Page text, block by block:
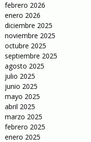
febrero 2026
enero 2026
diciembre 2025
noviembre 2025
octubre 2025
septiembre 2025
agosto 2025
julio 2025
junio 2025
mayo 2025
abril 2025
marzo 2025
febrero 2025
enero 2025